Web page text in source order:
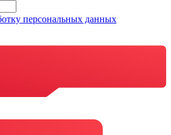
персональных данных